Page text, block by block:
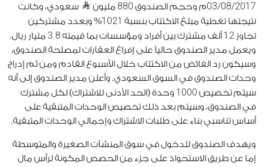
03/08/2017م وحجم الصندوق 880 مليون
سعودي، وكانت
نتيجتها تغطية مبلغ الاكتتاب بنسبة 1021% وبعدد مشتركين
تجاوز 12 ألف مشترك بين أفراد ومؤسسات بما قيمته 3.8 مليار ريال.
ويعمل مدير الصندوق حالياً على إفراغ العقارات لمصلحة الصندوق،
وسيكون رد الفائض من الاكتتاب خلال الأسبوع القادم ومن ثم إدراج
وحدات الصندوق في السوق السعودي. وأعلن مدير الصندوق إلى أنه
سيتم تخصيص 1000 وحدة (الحد الأدنى للاشتراك) لكل مشترك
في الصندوق، وسيتم بعد ذلك تخصيص الوحدات المتبقية على
أساس تناسبي بناء على طلبات الاشتراك وإجمالي الوحدات المتبقية.
ويهدف الصندوق للدخول في سوق المنشآت الصغيرة والمتوسطة
إما عن طريق الاستحواذ على جزء من الحصص المكونة لرأس مال